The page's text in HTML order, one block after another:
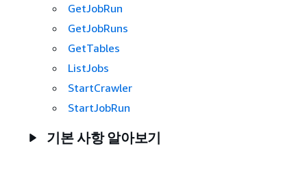
GetJobRun
GetJobRuns
GetTables
ListJobs
StartCrawler
StartJobRun
기본 사항 알아보기